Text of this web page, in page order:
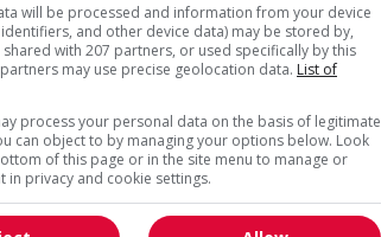
Préposé(e) à la production de murs
Saint-Gédéon-de-Beauce , QC
Construction, production
et manutention
will be processed and information from your device
and other device data) may be stored by,
shared with 207 partners, or used specifically by this
may use precise geolocation data. List of
process your personal data on the basis of legitimate
can object to by managing your options below. Look
of this page or in the site menu to manage or
in privacy and cookie settings.